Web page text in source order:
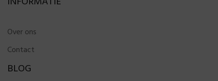
Over ons
Contact
BLOG